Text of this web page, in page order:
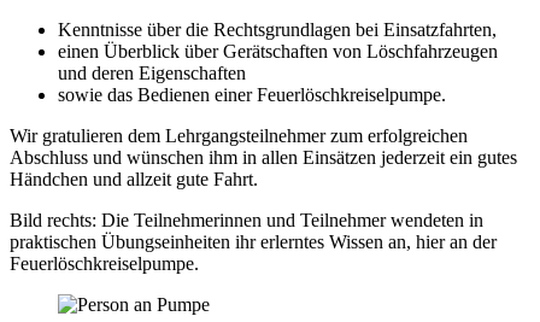
Kenntnisse über die Rechtsgrundlagen bei Einsatzfahrten,
einen Überblick über Gerätschaften von Löschfahrzeugen
und deren Eigenschaften
sowie das Bedienen einer Feuerlöschkreiselpumpe.
Wir gratulieren dem Lehrgangsteilnehmer zum erfolgreichen
Abschluss und wünschen ihm in allen Einsätzen jederzeit ein gutes
Händchen und allzeit gute Fahrt.
Bild rechts: Die Teilnehmerinnen und Teilnehmer wendeten in
praktischen Übungseinheiten ihr erlerntes Wissen an, hier an der
Feuerlöschkreiselpumpe.